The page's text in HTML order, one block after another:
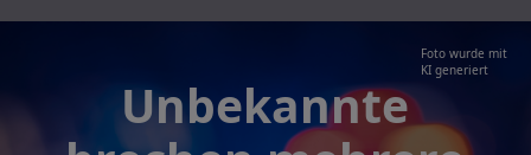
Foto wurde mit
KI generiert
Unbekannte